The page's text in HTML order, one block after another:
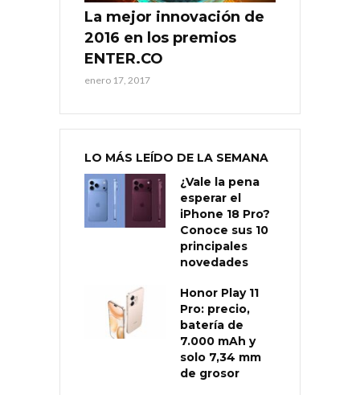
La mejor innovación de
2016 en los premios
ENTER.CO
enero 17, 2017
LO MÁS LEÍDO DE LA SEMANA
¿Vale la pena
esperar el
iPhone 18 Pro?
Conoce sus 10
principales
novedades
Honor Play 11
Pro: precio,
batería de
7.000 mAh y
solo 7,34 mm
de grosor